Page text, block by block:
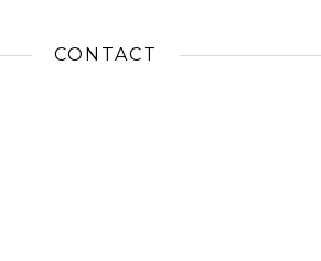
CONTACT